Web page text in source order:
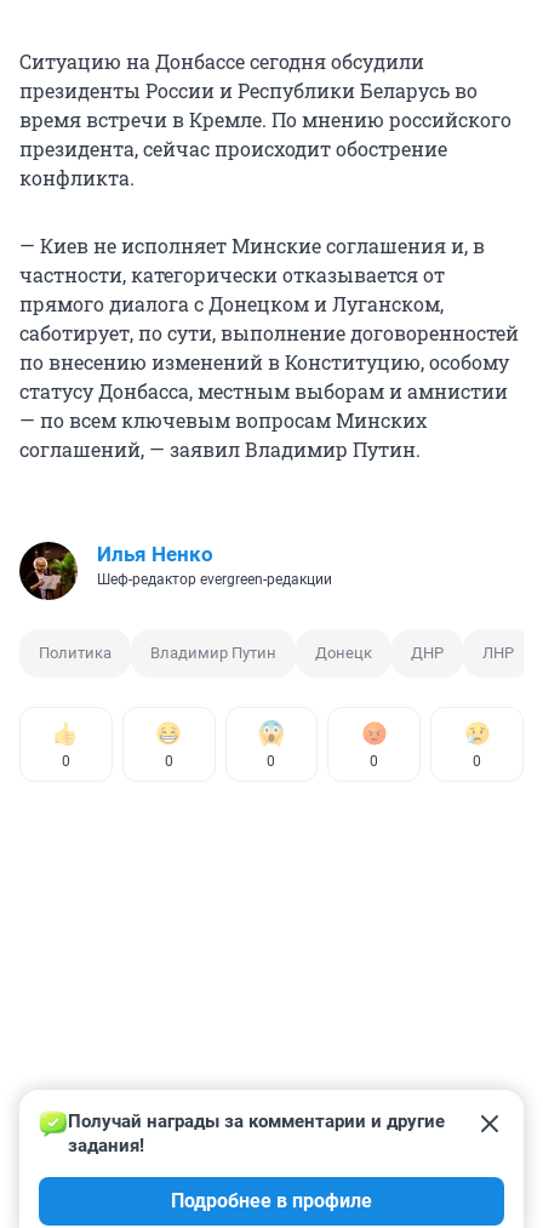
Ситуацию на Донбассе сегодня обсудили
президенты России и Республики Беларусь во
время встречи в Кремле. По мнению российского
президента, сейчас происходит обострение
конфликта.
— Киев не исполняет Минские соглашения и, в
частности, категорически отказывается от
прямого диалога с Донецком и Луганском,
саботирует, по сути, выполнение договоренностей
по внесению изменений в Конституцию, особому
статусу Донбасса, местным выборам и амнистии
— по всем ключевым вопросам Минских
соглашений, — заявил Владимир Путин.
Илья Ненко
Шеф-редактор evergreen-редакции
Политика Владимир Путин Донецк ДНР ЛНР
0 0 0 0 0
Получай награды за комментарии и другие
задания!
Подробнее в профиле